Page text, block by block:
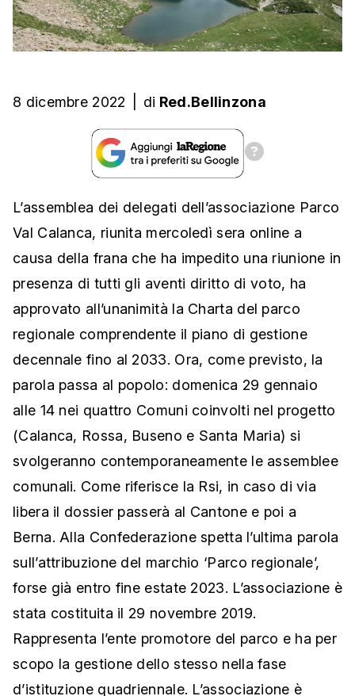
8 dicembre 2022 di Red.Bellinzona
L’assemblea dei delegati dell’associazione Parco
Val Calanca, riunita mercoledì sera online a
causa della frana che ha impedito una riunione in
presenza di tutti gli aventi diritto di voto, ha
approvato all’unanimità la Charta del parco
regionale comprendente il piano di gestione
decennale fino al 2033. Ora, come previsto, la
parola passa al popolo: domenica 29 gennaio
alle 14 nei quattro Comuni coinvolti nel progetto
(Calanca, Rossa, Buseno e Santa Maria) si
svolgeranno contemporaneamente le assemblee
comunali. Come riferisce la Rsi, in caso di via
libera il dossier passerà al Cantone e poi a
Berna. Alla Confederazione spetta l’ultima parola
sull’attribuzione del marchio ‘Parco regionale’,
forse già entro fine estate 2023. L’associazione è
stata costituita il 29 novembre 2019.
Rappresenta l’ente promotore del parco e ha per
scopo la gestione dello stesso nella fase
d’istituzione quadriennale. L’associazione è